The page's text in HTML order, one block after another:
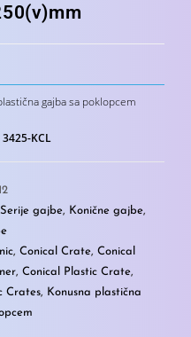
gajba sa poklopcem
3425-KCL
gajbe, Konične gajbe,
, Conical Crate, Conical
, Conical Plastic Crate,
Crates, Konusna plastična